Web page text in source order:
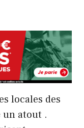
locales des
atout .